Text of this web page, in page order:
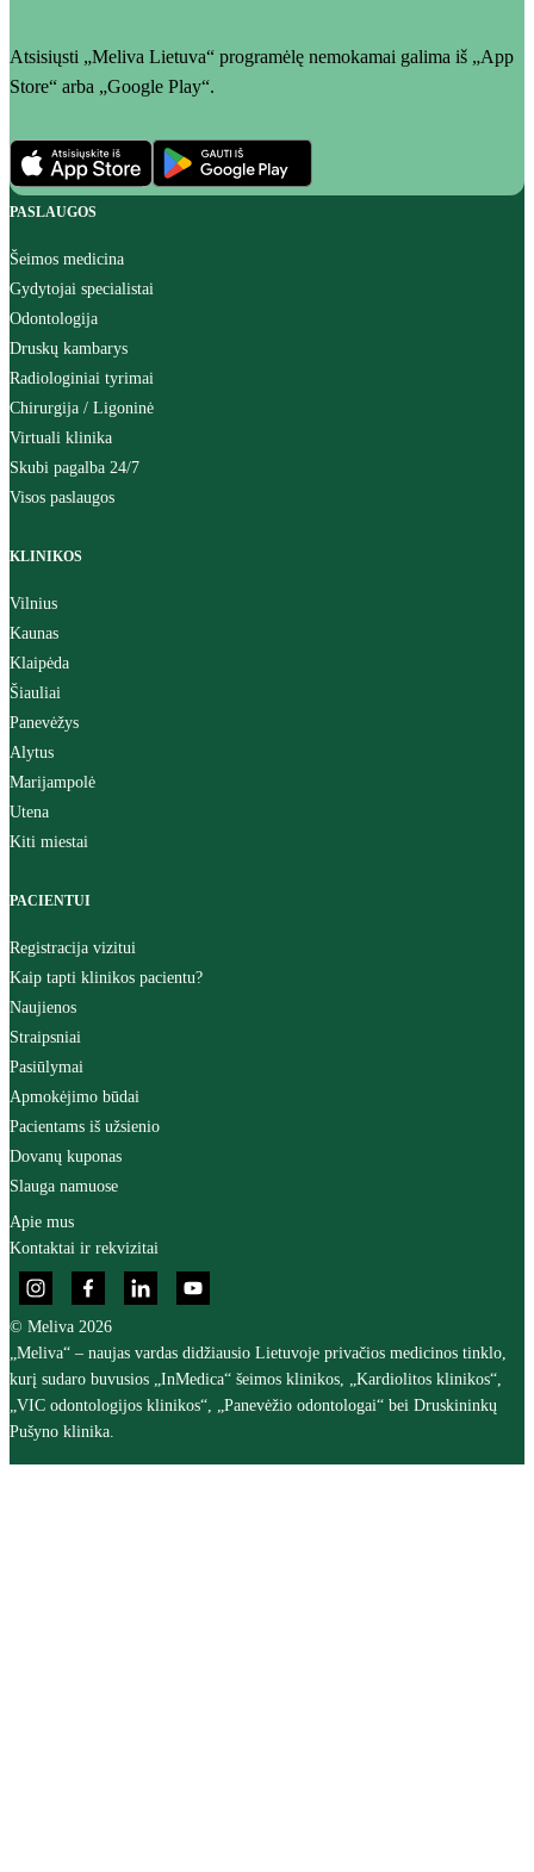
Atsisiųsti „Meliva Lietuva“ programėlę nemokamai galima iš „App
Store“ arba „Google Play“.
PASLAUGOS
Šeimos medicina
Gydytojai specialistai
Odontologija
Druskų kambarys
Radiologiniai tyrimai
Chirurgija / Ligoninė
Virtuali klinika
Skubi pagalba 24/7
Visos paslaugos
KLINIKOS
Vilnius
Kaunas
Klaipėda
Šiauliai
Panevėžys
Alytus
Marijampolė
Utena
Kiti miestai
PACIENTUI
Registracija vizitui
Kaip tapti klinikos pacientu?
Naujienos
Straipsniai
Pasiūlymai
Apmokėjimo būdai
Pacientams iš užsienio
Dovanų kuponas
Slauga namuose
Apie mus
Kontaktai ir rekvizitai
© Meliva 2026
„Meliva“ – naujas vardas didžiausio Lietuvoje privačios medicinos tinklo,
kurį sudaro buvusios „InMedica“ šeimos klinikos, „Kardiolitos klinikos“,
„VIC odontologijos klinikos“, „Panevėžio odontologai“ bei Druskininkų
Pušyno klinika.